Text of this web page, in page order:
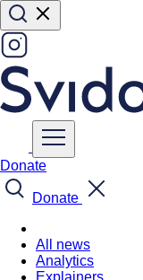
Donate
Donate
All news
Analytics
Explainers